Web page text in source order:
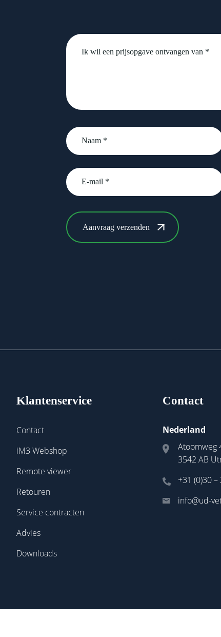
Untitled
Naam
*
email
Klantenservice
Contact
iM3 Webshop
Remote viewer
Retouren
Service contracten
Advies
Downloads
Contact
Nederland
Atoomweg
3542 AB
+31 (0)30
info@ud-